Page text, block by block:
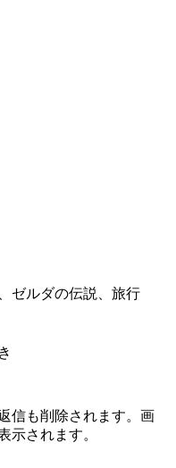
ゼルダの伝説、旅行
信も削除されます。画
示されます。